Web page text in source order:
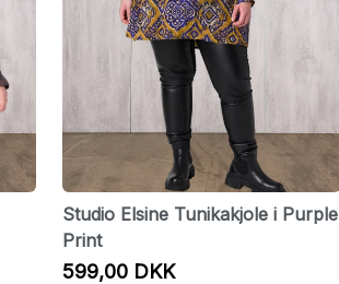
Studio Elsine Tunikakjole i Purple
Print
599,00 DKK